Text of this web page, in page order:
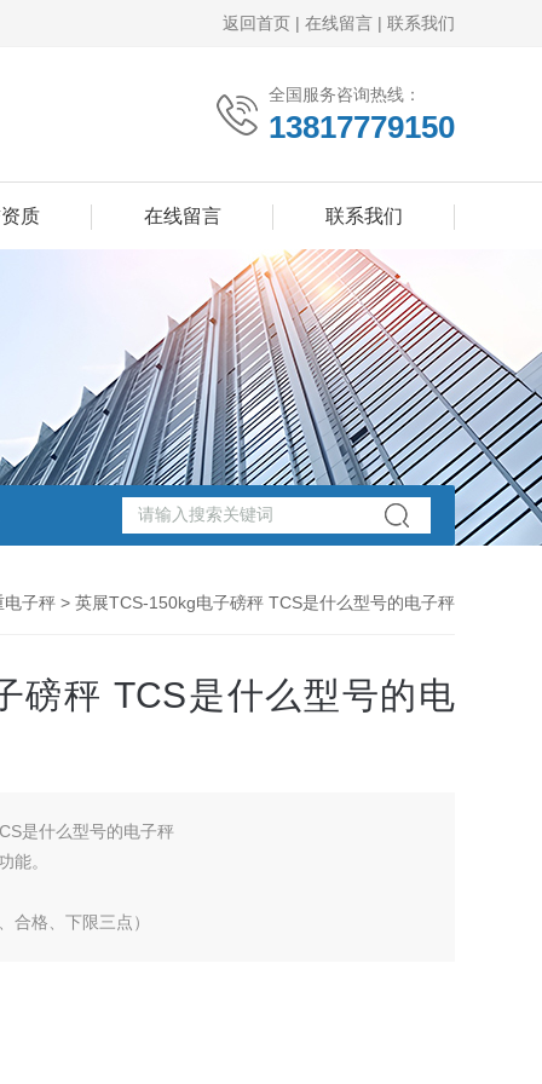
返回首页 | 在线留言 | 联系我们
全国服务咨询热线：
13817779150
质 在线留言 联系我们
电子秤 > 英展TCS-150kg电子磅秤 TCS是什么型号的电子秤
磅秤 TCS是什么型号的电
是什么型号的电子秤
能。
合格、下限三点）